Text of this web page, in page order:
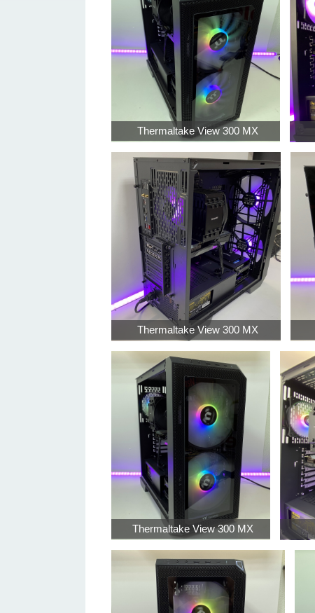
Thermaltake View 300 MX
Thermaltake View 300 MX
Thermaltake View 300 MX